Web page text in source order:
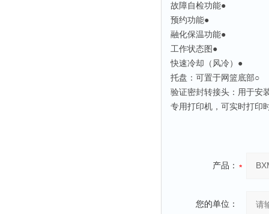
故障自检功能●
预约功能●
融化保温功能●
工作状态图 ●
快速冷却（风冷） ●
托盘：可置于网篮底部○
验证密封转接头：用于安
专用打印机，可实时打印
产品：
您的单位：